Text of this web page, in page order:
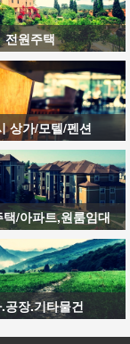
전원주택
상가/모텔/펜션
/아파트,원룸임대
공장.기타물건